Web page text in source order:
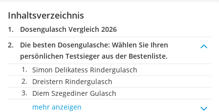
Inhaltsverzeichnis
Dosengulasch Vergleich 2026
Die besten Dosengulasche: Wählen Sie Ihren
persönlichen Testsieger aus der Bestenliste.
Simon Delikatess Rindergulasch
Dreistern Rindergulasch
Diem Szegediner Gulasch
mehr anzeigen